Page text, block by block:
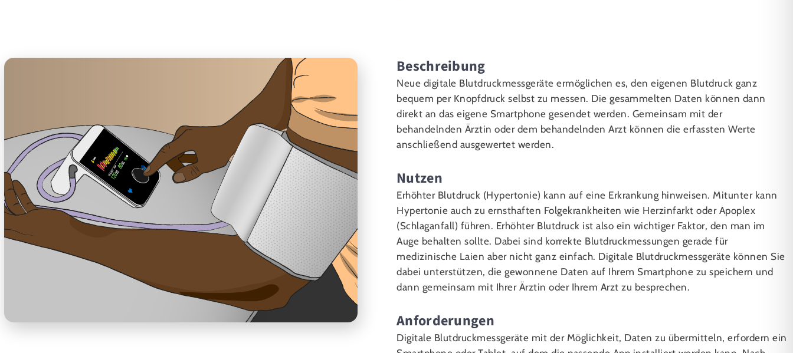
Beschreibung
Neue digitale Blutdruckmessgeräte ermöglichen es, den eigenen Blutdruck ganz
bequem per Knopfdruck selbst zu messen. Die gesammelten Daten können dann
direkt an das eigene Smartphone gesendet werden. Gemeinsam mit der
behandelnden Ärztin oder dem behandelnden Arzt können die erfassten Werte
anschließend ausgewertet werden.
Nutzen
Erhöhter Blutdruck (Hypertonie) kann auf eine Erkrankung hinweisen. Mitunter kann
Hypertonie auch zu ernsthaften Folgekrankheiten wie Herzinfarkt oder Apoplex
(Schlaganfall) führen. Erhöhter Blutdruck ist also ein wichtiger Faktor, den man im
Auge behalten sollte. Dabei sind korrekte Blutdruckmessungen gerade für
medizinische Laien aber nicht ganz einfach. Digitale Blutdruckmessgeräte können Sie
dabei unterstützen, die gewonnene Daten auf Ihrem Smartphone zu speichern und
dann gemeinsam mit Ihrer Ärztin oder Ihrem Arzt zu besprechen.
Anforderungen
Digitale Blutdruckmessgeräte mit der Möglichkeit, Daten zu übermitteln, erfordern ein